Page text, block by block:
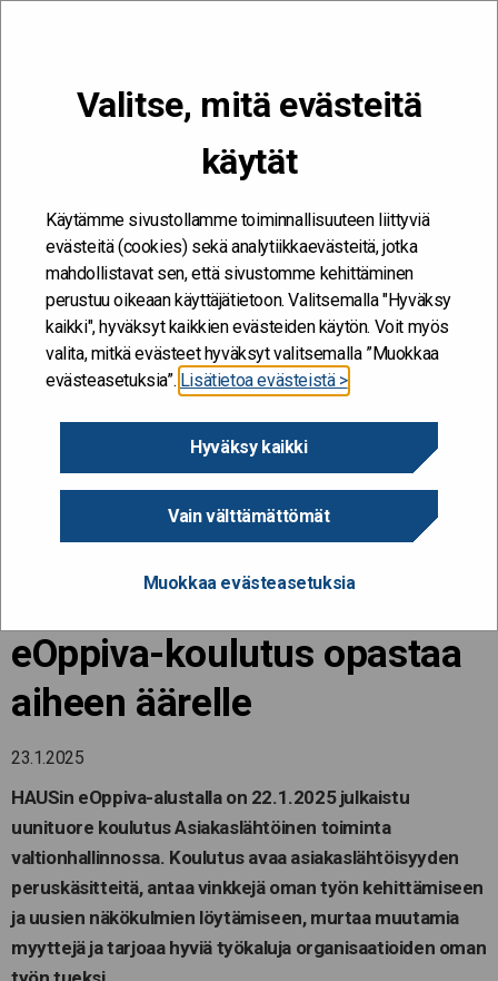
Valitse, mitä evästeitä
käytät
Käytämme sivustollamme toiminnallisuuteen liittyviä
evästeitä (cookies) sekä analytiikkaevästeitä, jotka
mahdollistavat sen, että sivustomme kehittäminen
perustuu oikeaan käyttäjätietoon. Valitsemalla "Hyväksy
kaikki", hyväksyt kaikkien evästeiden käytön. Voit myös
valita, mitkä evästeet hyväksyt valitsemalla ”Muokkaa
evästeasetuksia”. Lisätietoa evästeistä >
Hyväksy kaikki
Vain välttämättömät
Muokkaa evästeasetuksia
Kehitän ja kehityn #töissäSuomelle
Millaista on asiakaslähtöinen toiminta
valtionhallinnossa? – Uusi eOppiva-koulutus opastaa aiheen äärelle
Millaista on
asiakaslähtöinen toiminta
valtionhallinnossa? – Uusi
eOppiva-koulutus opastaa
aiheen äärelle
23.1.2025
HAUSin eOppiva-alustalla on 22.1.2025 julkaistu
uunituore koulutusAsiakaslähtöinen toiminta
valtionhallinnossa. Koulutus avaa asiakaslähtöisyyden
peruskäsitteitä, antaa vinkkejä oman työn kehittämiseen
ja uusien näkökulmien löytämiseen, murtaa muutamia
myyttejä ja tarjoaa hyviä työkaluja organisaatioiden oman